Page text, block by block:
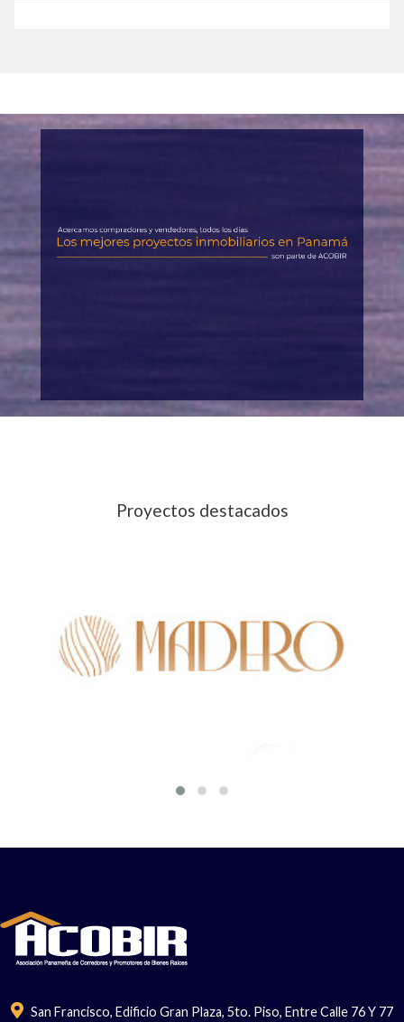
Proyectos destacados
San Francisco, Edificio Gran Plaza, 5to. Piso, Entre Calle 76 Y 77